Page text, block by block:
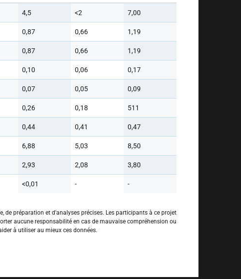
4,5 <2 7,00
0,87 0,66 1,19
0,87 0,66 1,19
0,10 0,06 0,17
0,07 0,05 0,09
0,26 0,18 511
0,44 0,41 0,47
6,88 5,03 8,50
2,93 2,08 3,80
<0,01 - -
préparation et d'analyses précises. Les participants à ce projet
aucune responsabilité en cas de mauvaise compréhension ou
à utiliser au mieux ces données.